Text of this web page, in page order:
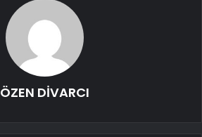
ÖZEN DİVARCI